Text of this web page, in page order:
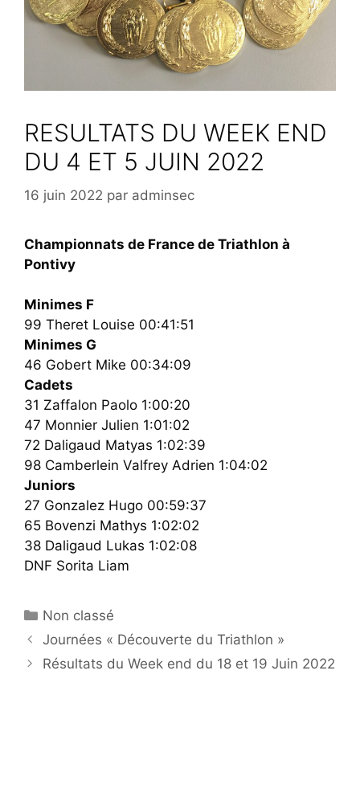
RESULTATS DU WEEK END
DU 4 ET 5 JUIN 2022
16 juin 2022 par adminsec
Championnats de France de Triathlon à
Pontivy
Minimes F
99 Theret Louise 00:41:51
Minimes G
46 Gobert Mike 00:34:09
Cadets
31 Zaffalon Paolo 1:00:20
47 Monnier Julien 1:01:02
72 Daligaud Matyas 1:02:39
98 Camberlein Valfrey Adrien 1:04:02
Juniors
27 Gonzalez Hugo 00:59:37
65 Bovenzi Mathys 1:02:02
38 Daligaud Lukas 1:02:08
DNF Sorita Liam
Catégories
Non classé
Journées « Découverte du Triathlon »
Résultats du Week end du 18 et 19 Juin 2022